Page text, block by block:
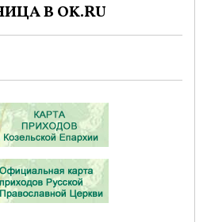
В OK.RU